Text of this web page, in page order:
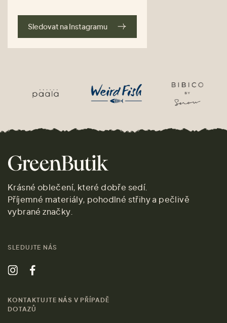
Sledovat na Instagramu
Krásné oblečení, které dobře sedí.
Příjemné materiály, pohodlné střihy a pečlivě
vybrané značky.
SLEDUJTE NÁS
KONTAKTUJTE NÁS V PŘÍPADĚ
DOTAZŮ